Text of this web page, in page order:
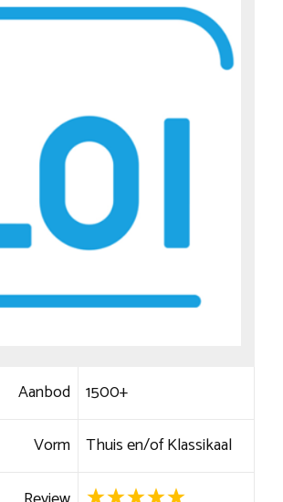
Aanbod 1500+
Vorm Thuis en/of Klassikaal